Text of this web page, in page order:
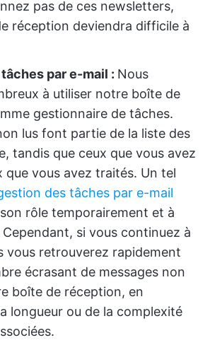
pas de ces newsletters,
réception deviendra difficile à
par e-mail : Nous
à utiliser notre boîte de
gestionnaire de tâches.
lus font partie de la liste des
tandis que ceux que vous avez
que vous avez traités. Un tel
des tâches par e-mail
rôle temporairement et à
si vous continuez à
vous retrouverez rapidement
écrasant de messages non
boîte de réception, en
longueur ou de la complexité